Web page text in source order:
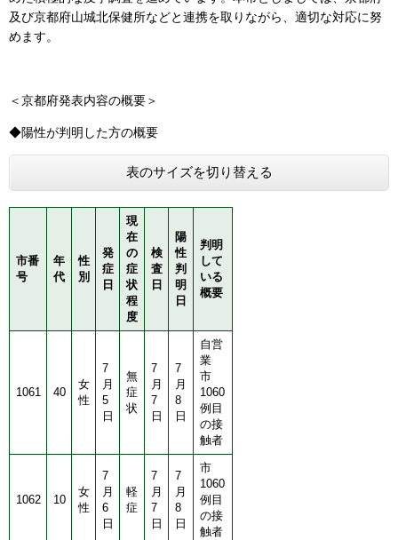
及び京都府山城北保健所などと連携を取りながら、適切な対応に努
めます。
＜京都府発表内容の概要＞
◆陽性が判明した方の概要
表のサイズを切り替える
市番
号
年
代
性
別
発
症
日
現
在
の
症
状
程
度
検
査
日
陽
性
判
明
日
判明
して
いる
概要
1061 40
女
性
7
月
5
日
無
症
状
7
月
7
日
7
月
8
日
自営
業
市
1060
例目
の接
触者
1062 10
女
性
7
月
6
日
軽
症
7
月
7
日
7
月
8
日
市
1060
例目
の接
触者